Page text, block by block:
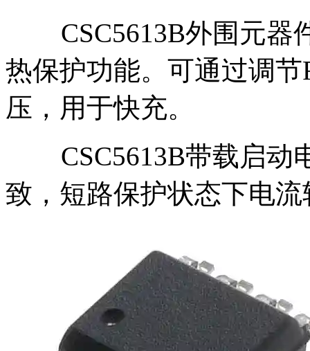
CSC5613B外围元
热保护功能。可通过调
压，用于快充。
CSC5613B带载启
致，短路保护状态下电